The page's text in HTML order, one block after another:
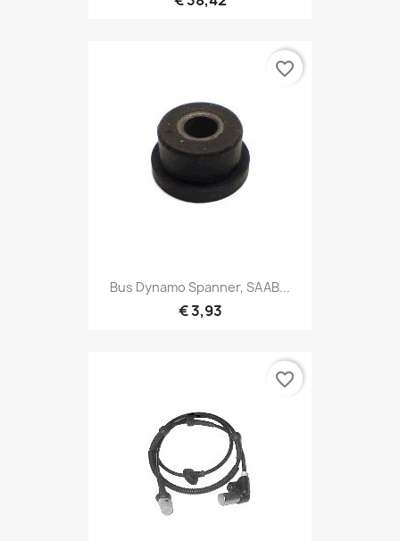
Bus Dynamo Spanner, SAAB...
€ 3,93
favorite_border
favorite_border